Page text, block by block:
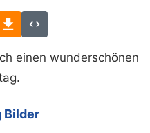
einen wunderschönen
Bilder